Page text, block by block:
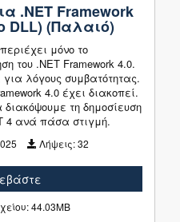
.NET Framework
DLL) (Παλαιό)
μόνο το
του .NET Framework 4.0.
λόγους συμβατότητας.
4.0 έχει διακοπεί.
τη δημοσίευση
4 ανά πάσα στιγμή.
Λήψεις:32
44.03MB